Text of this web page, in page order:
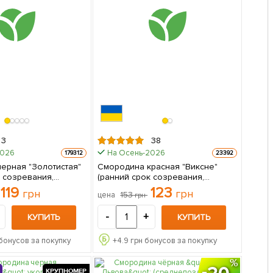
3
179312
"Золотистая"
созревания,
и неприхотливый
в упаковке
119 грн
КУПИТЬ
за покупку
38
На Осень-2026 23392
Смородина красная "Виксне"
(ранний срок созревания,
зимостойкий сорт) 1 саженец в
упаковке
цена 153грн 123 грн
- + КУПИТЬ
+4.9 грн бонусов за покупку
КРУПНОМЕР